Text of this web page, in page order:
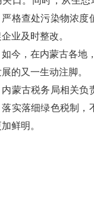
严格查处污染物浓度
业及时整改。
如今，在内蒙古各地
的又一生动注脚。
内蒙古税务局相关负
落实落细绿色税制
鲜明。